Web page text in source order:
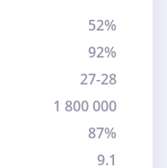
52%
92%
27-28
1 800 000
87%
9.1